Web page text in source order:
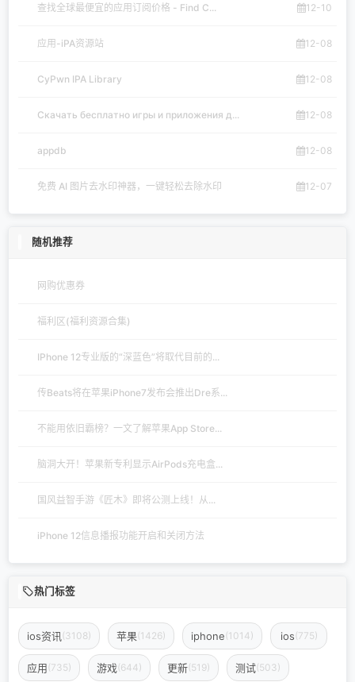
查找全球最便宜的应用订阅价格 - Find C... 12-10
应用-iPA资源站 12-08
CyPwn IPA Library 12-08
Скачать бесплатно игры и приложения д... 12-08
appdb 12-08
免费 AI 图片去水印神器，一键轻松去除水印 12-07
随机推荐
网购优惠券
福利区(福利资源合集)
IPhone 12专业版的“深蓝色”将取代目前的...
传Beats将在苹果iPhone7发布会推出Dre系...
不能用依旧霸榜？一文了解苹果App Store...
脑洞大开！苹果新专利显示AirPods充电盒...
国风益智手游《匠木》即将公测上线！从...
iPhone 12信息播报功能开启和关闭方法
热门标签
ios资讯 (3108) 苹果(1426) iphone(1014) ios(775)
应用(735) 游戏(644) 更新(519) 测试(503)